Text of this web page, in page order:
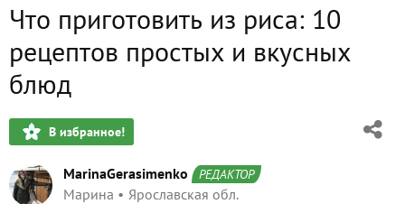
Что приготовить из риса: 10
рецептов простых и вкусных
блюд
В избранное!
MarinaGerasimenko РЕДАКТОР
Марина
Ярославская обл.